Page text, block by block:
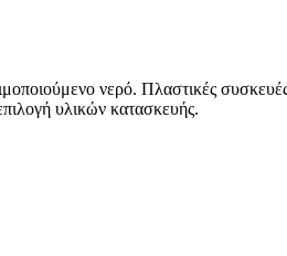
νερό. Πλαστικές
υλικών κατασκευής.